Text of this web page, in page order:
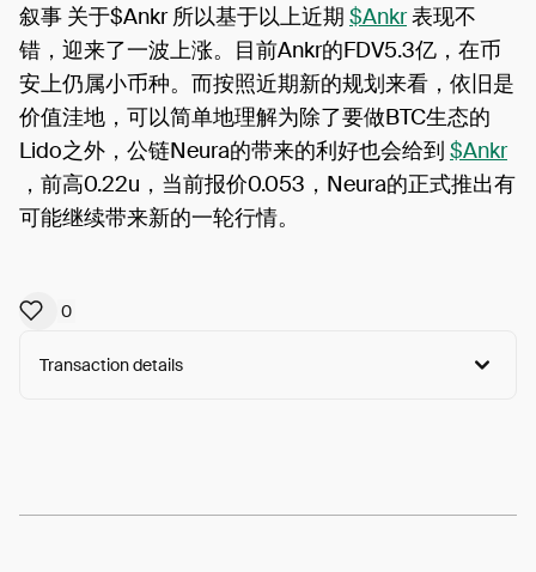
叙事 关于$Ankr 所以基于以上近期 $Ankr表现不
错，迎来了一波上涨。目前Ankr的FDV5.3亿，在币
安上仍属小币种。而按照近期新的规划来看，依旧是
价值洼地，可以简单地理解为除了要做BTC生态的
Lido之外，公链Neura的带来的利好也会给到 $Ankr
，前高0.22u，当前报价0.053，Neura的正式推出有
可能继续带来新的一轮行情。
0
Transaction details